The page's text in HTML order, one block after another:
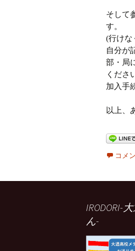
そして
す。
(行けな
自分が
部・局
くださ
加入手
以上、
コメ
IRODORI-
ん-